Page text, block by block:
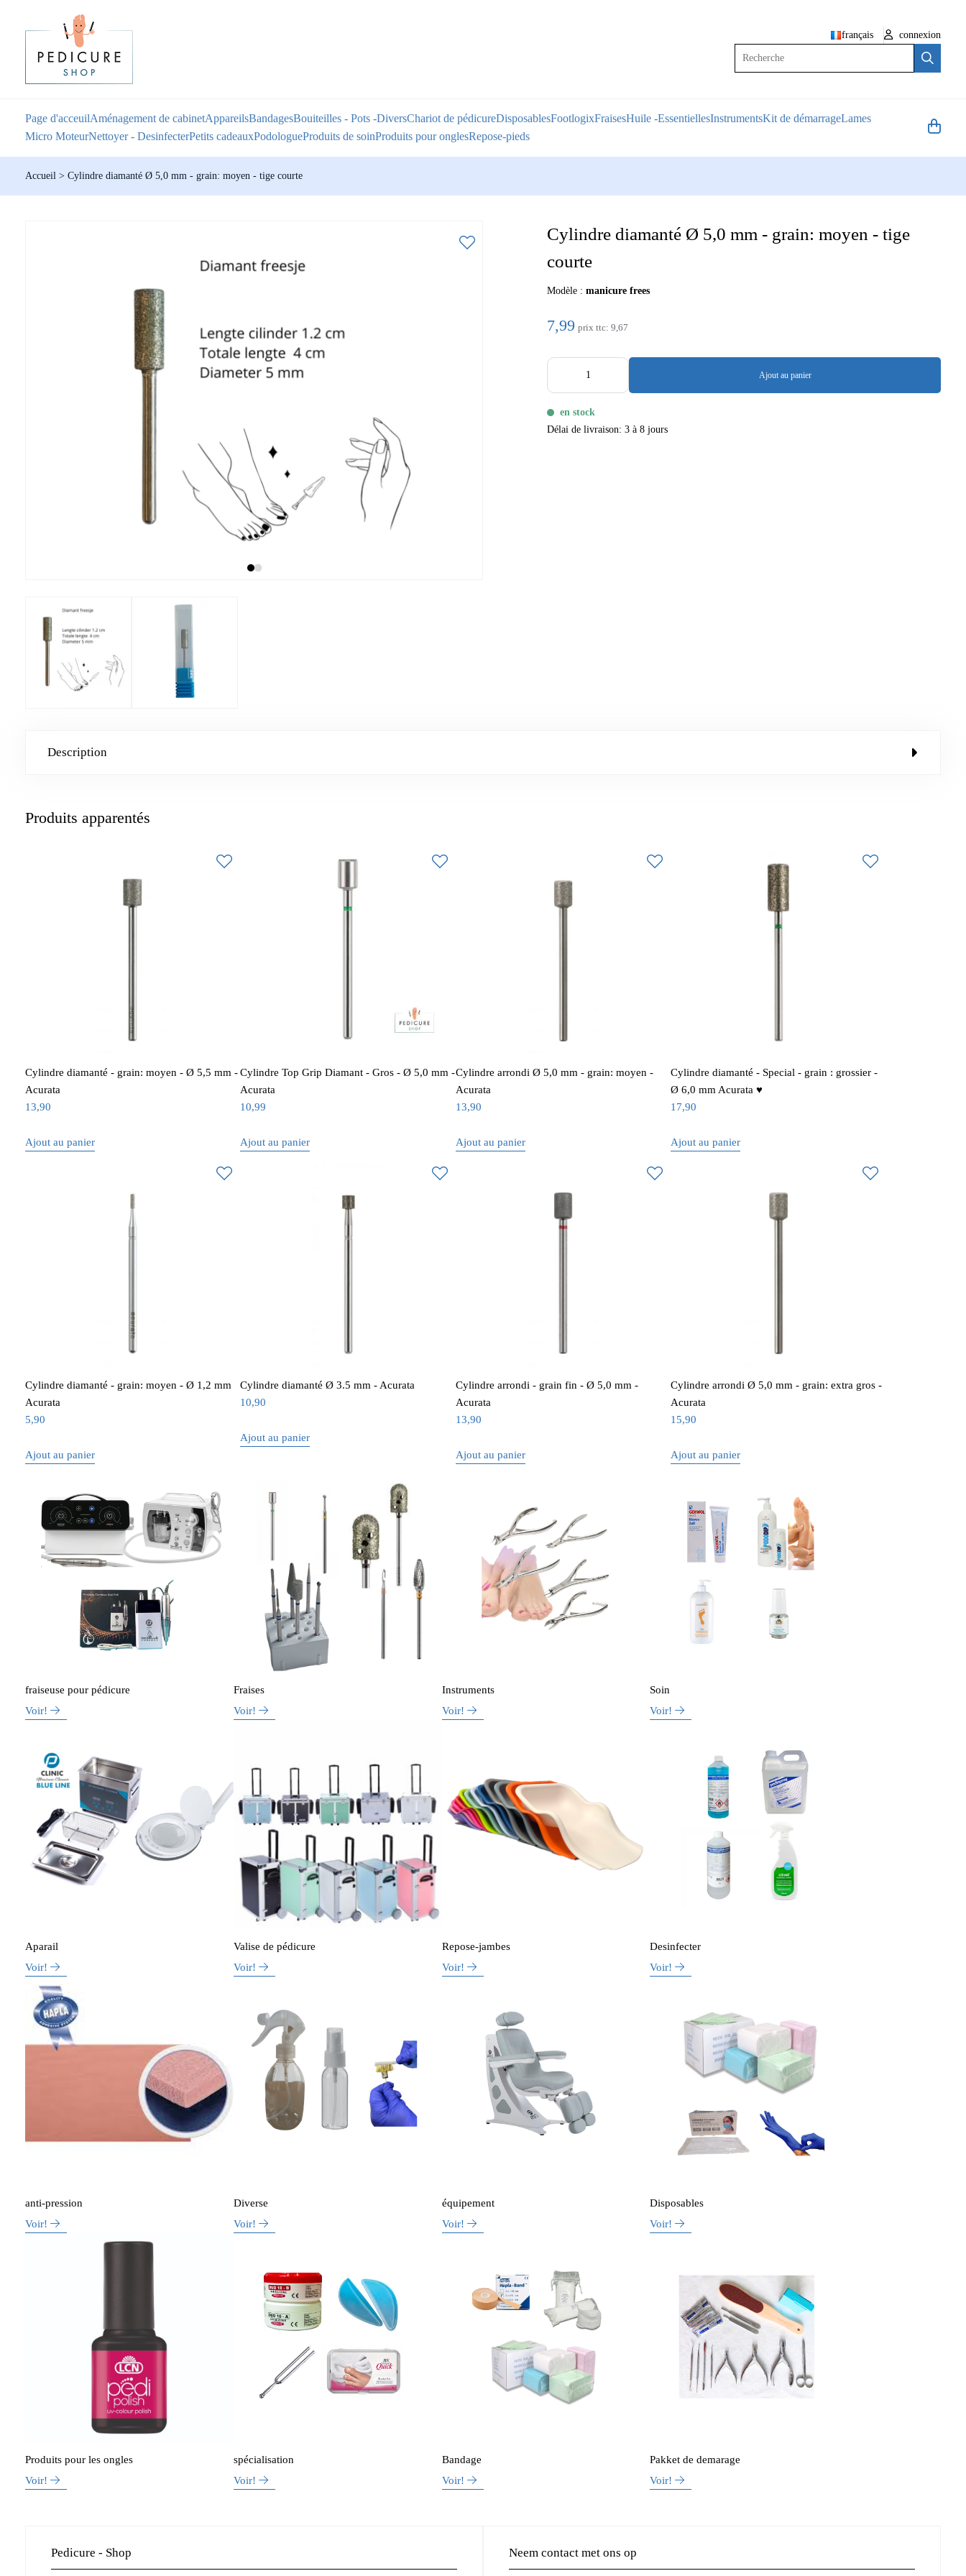
français
connexion
Page d'acceuilAménagement de cabinetAppareilsBandagesBouiteilles - Pots -DiversChariot de pédicureDisposablesFootlogixFraisesHuile -EssentiellesInstrumentsKit de démarrageLames
Micro MoteurNettoyer - DesinfecterPetits cadeauxPodologueProduits de soinProduits pour onglesRepose-pieds
Accueil > Cylindre diamanté Ø 5,0 mm - grain: moyen - tige courte
Cylindre diamanté Ø 5,0 mm - grain: moyen - tige
courte
Modèle :manicure frees
7,99 prix ttc:9,67
Ajout au panier
en stock
Délai de livraison: 3 à 8 jours
Description
Produits apparentés
Cylindre diamanté - grain: moyen - Ø 5,5 mm -
Acurata
13,90
Ajout au panier
Cylindre Top Grip Diamant - Gros - Ø 5,0 mm -
Acurata
10,99
Ajout au panier
Cylindre arrondi Ø 5,0 mm - grain: moyen -
Acurata
13,90
Ajout au panier
Cylindre diamanté - Special - grain : grossier -
Ø 6,0 mm Acurata ♥
17,90
Ajout au panier
Cylindre diamanté - grain: moyen - Ø 1,2 mm
Acurata
5,90
Ajout au panier
Cylindre diamanté Ø 3.5 mm - Acurata
10,90
Ajout au panier
Cylindre arrondi - grain fin - Ø 5,0 mm -
Acurata
13,90
Ajout au panier
Cylindre arrondi Ø 5,0 mm - grain: extra gros -
Acurata
15,90
Ajout au panier
fraiseuse pour pédicure
Voir!
Fraises
Voir!
Instruments
Voir!
Soin
Voir!
Aparail
Voir!
Valise de pédicure
Voir!
Repose-jambes
Voir!
Desinfecter
Voir!
anti-pression
Voir!
Diverse
Voir!
équipement
Voir!
Disposables
Voir!
Produits pour les ongles
Voir!
spécialisation
Voir!
Bandage
Voir!
Pakket de demarage
Voir!
Pedicure - Shop Neem contact met ons op